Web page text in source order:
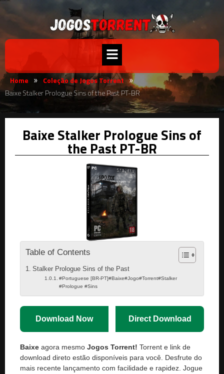
Home » Coleção de Jogos Torrent »
Baixe Stalker Prologue Sins of the Past PT-BR
Baixe Stalker Prologue Sins of
the Past PT-BR
Table of Contents
Stalker Prologue Sins of the Past
#Portuguese [BR-PT]#Baixe#Jogo#Torrent#Stalker
#Prologue #Sins
Download Now Direct Download
Baixe agora mesmo Jogos Torrent! Torrent e link de
download direto estão disponíveis para você. Desfrute do
mais recente lançamento com facilidade e rapidez. Jogue